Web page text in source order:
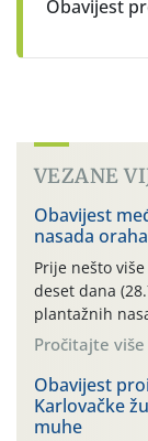
Obavijest
VEZANE
Obavijest
nasada
Prije nešto
deset dana
plantažnih
leta i
orahove
traje drugi
izražen zadnja
temperature
Pročitajte više
Obavijest
Karlovačke
muhe